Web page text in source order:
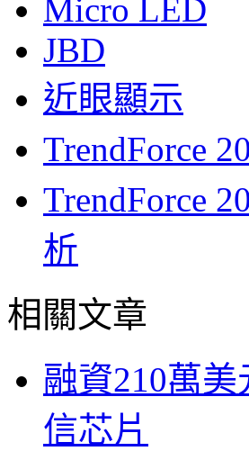
Micro LED
JBD
近眼顯示
TrendForce
TrendForce
析
相關文章
融資210萬
信芯片